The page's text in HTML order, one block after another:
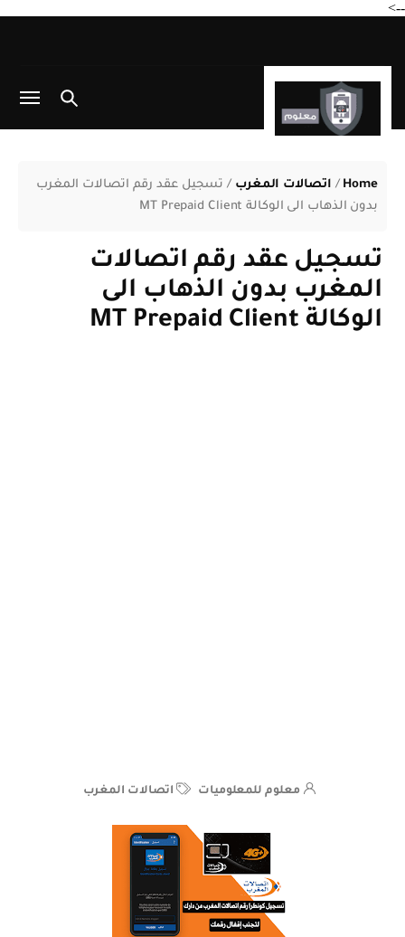
-->
Home
/ اتصالات المغرب / تسجيل عقد رقم اتصالات المغرب
بدون الذهاب الى الوكالة MT Prepaid Client
تسجيل عقد رقم اتصالات
المغرب بدون الذهاب الى
الوكالة MT Prepaid Client
معلوم للمعلوميات اتصالات المغرب